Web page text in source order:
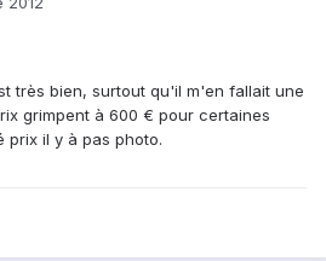
très bien, surtout qu'il m'en fallait une
grimpent à 600 € pour certaines
prix il y à pas photo.